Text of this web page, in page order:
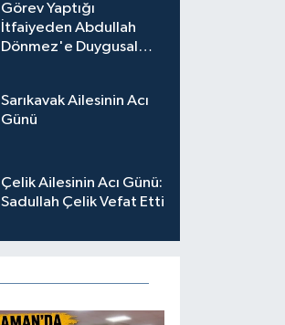
Görev Yaptığı
İtfaiyeden Abdullah
Dönmez'e Duygusal
Sarıkavak Ailesinin Acı
Günü
Çelik Ailesinin Acı Günü:
Sadullah Çelik Vefat Etti